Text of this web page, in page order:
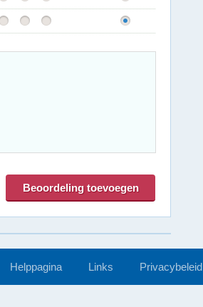
Helppagina Links Privacybeleid